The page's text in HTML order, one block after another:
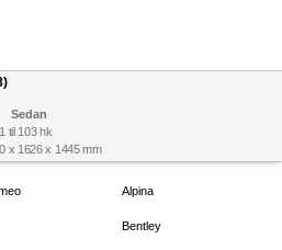
Sedan
til 103 hk
x 1626 x 1445 mm
Alpina
Bentley